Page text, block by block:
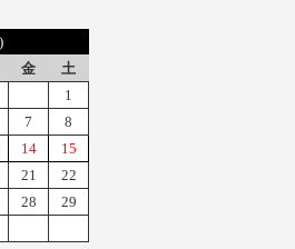
金
土
1
7
8
14
15
21
22
28
29